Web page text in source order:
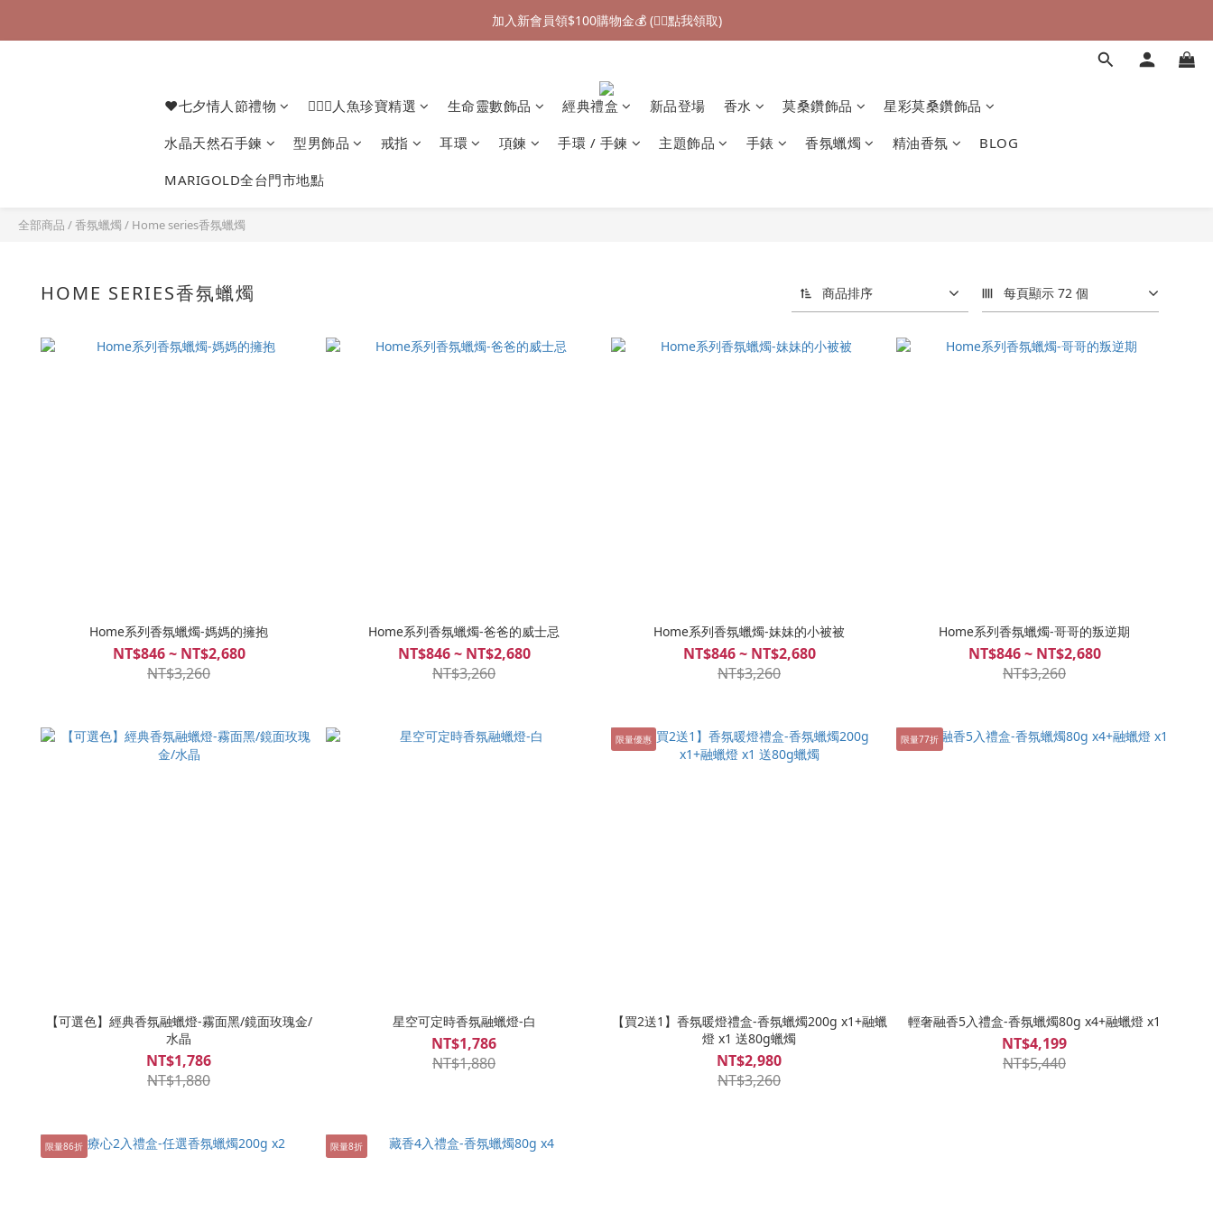
加入新會員領$100購物金💰 (👉🏻點我領取)
加入新會員領$100購物金💰 (👉🏻點我領取)
加入新會員領$100購物金💰 (👉🏻點我領取)
❤七夕情人節禮物 🧜🏻‍♀️人魚珍寶精選 生命靈數飾品 經典禮盒 新品登場 香水 莫桑鑽飾品 星彩莫桑鑽飾品
水晶天然石手鍊 型男飾品 戒指 耳環 項鍊 手環 / 手鍊 主題飾品 手錶 香氛蠟燭 精油香氛 BLOG
MARIGOLD全台門市地點
全部商品 /香氛蠟燭 / Home series香氛蠟燭
HOME SERIES香氛蠟燭 商品排序 每頁顯示 72 個
Home系列香氛蠟燭-媽媽的擁抱
NT$846 ~ NT$2,680
NT$3,260
Home系列香氛蠟燭-爸爸的威士忌
NT$846 ~ NT$2,680
NT$3,260
Home系列香氛蠟燭-妹妹的小被被
NT$846 ~ NT$2,680
NT$3,260
Home系列香氛蠟燭-哥哥的叛逆期
NT$846 ~ NT$2,680
NT$3,260
【可選色】經典香氛融蠟燈-霧面黑/鏡面玫瑰金/
水晶
NT$1,786
NT$1,880
星空可定時香氛融蠟燈-白
NT$1,786
NT$1,880
限量優惠
【買2送1】香氛暖燈禮盒-香氛蠟燭200g x1+融蠟
燈 x1 送80g蠟燭
NT$2,980
NT$3,260
限量77折
輕奢融香5入禮盒-香氛蠟燭80g x4+融蠟燈 x1
NT$4,199
NT$5,440
限量86折 限量8折